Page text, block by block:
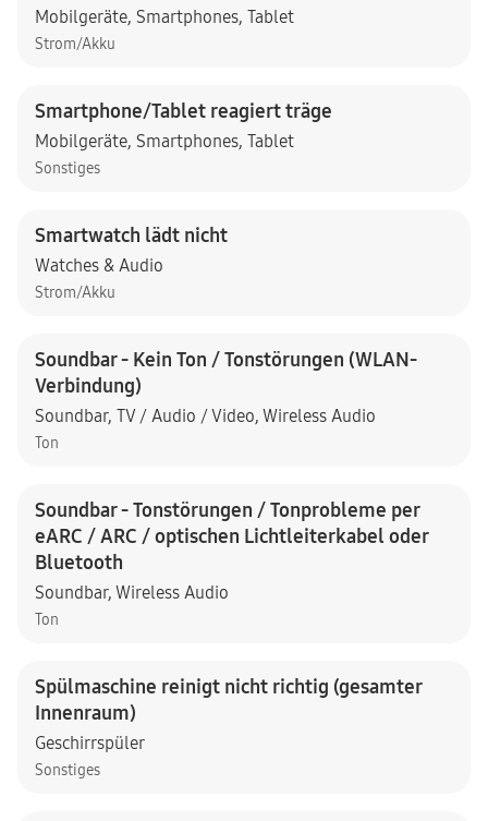
Mobilgeräte, Smartphones, Tablet
Strom/Akku
Smartphone/Tablet reagiert träge
Mobilgeräte, Smartphones, Tablet
Sonstiges
Smartwatch lädt nicht
Watches & Audio
Strom/Akku
Soundbar - Kein Ton / Tonstörungen (WLAN-
Verbindung)
Soundbar, TV / Audio / Video, Wireless Audio
Ton
Soundbar - Tonstörungen / Tonprobleme per
eARC / ARC / optischen Lichtleiterkabel oder
Bluetooth
Soundbar, Wireless Audio
Ton
Spülmaschine reinigt nicht richtig (gesamter
Innenraum)
Geschirrspüler
Sonstiges